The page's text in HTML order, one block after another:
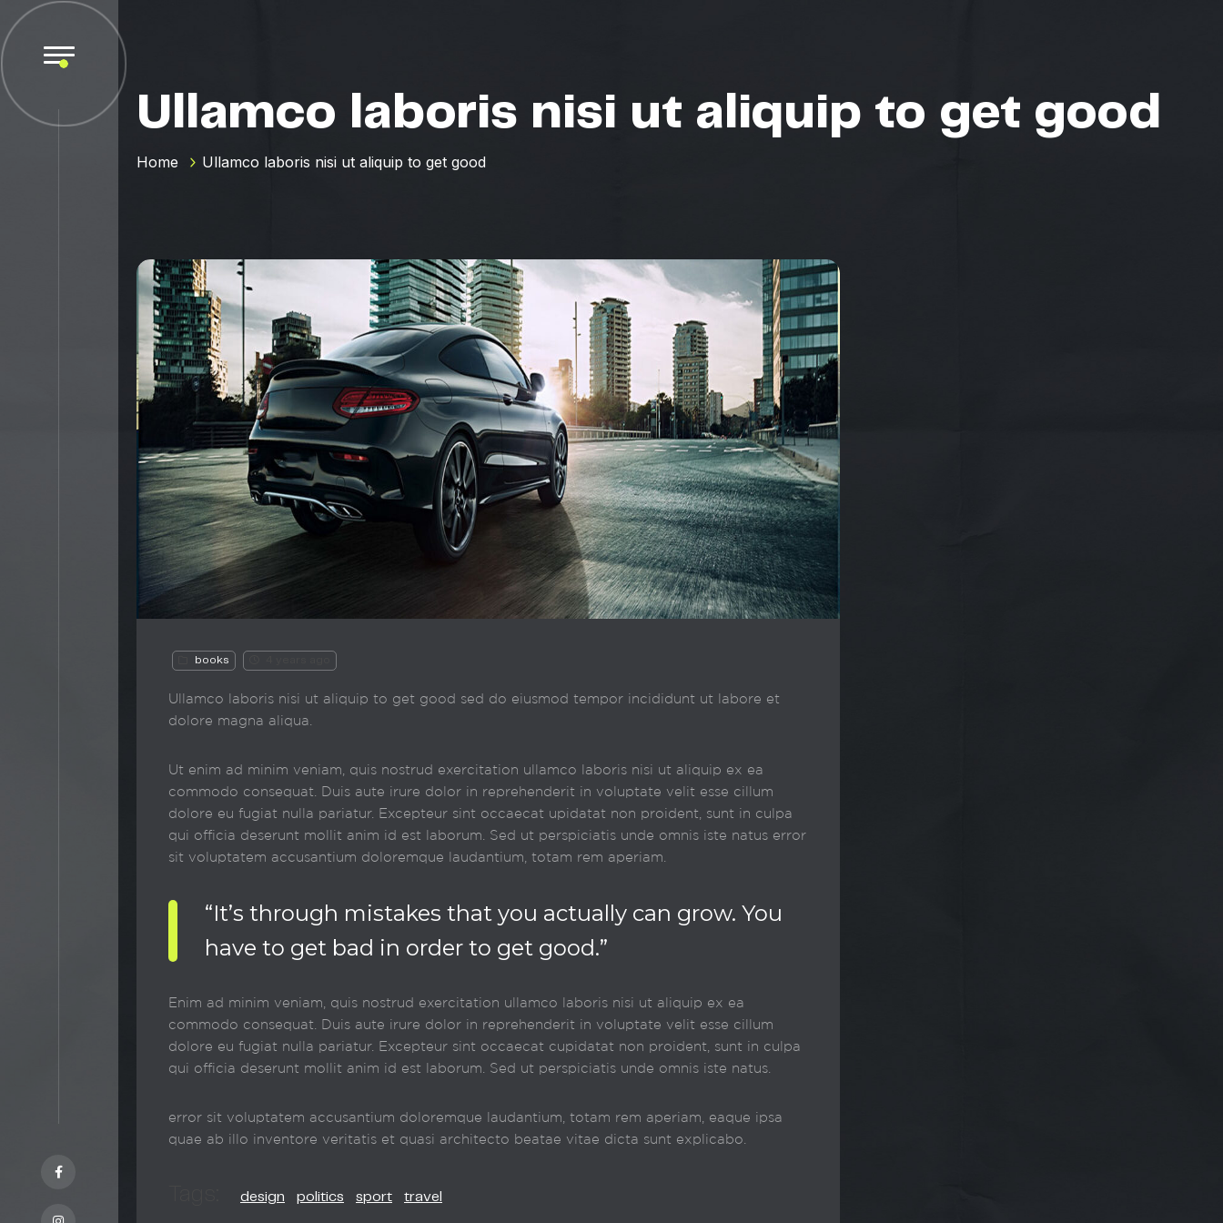
Ullamco laboris nisi ut aliquip to get good
Home Ullamco laboris nisi ut aliquip to get good
books
Ullamco laboris nisi ut aliquip to get good sed do eiusmod tempor incididunt ut labore et
dolore magna aliqua.
Ut enim ad minim veniam, quis nostrud exercitation ullamco laboris nisi ut aliquip ex ea
commodo consequat. Duis aute irure dolor in reprehenderit in voluptate velit esse cillum
dolore eu fugiat nulla pariatur. Excepteur sint occaecat upidatat non proident, sunt in culpa
qui officia deserunt mollit anim id est laborum. Sed ut perspiciatis unde omnis iste natus error
sit voluptatem accusantium doloremque laudantium, totam rem aperiam.
“It’s through mistakes that you actually can grow. You
have to get bad in order to get good.”
Enim ad minim veniam, quis nostrud exercitation ullamco laboris nisi ut aliquip ex ea
commodo consequat. Duis aute irure dolor in reprehenderit in voluptate velit esse cillum
dolore eu fugiat nulla pariatur. Excepteur sint occaecat cupidatat non proident, sunt in culpa
qui officia deserunt mollit anim id est laborum. Sed ut perspiciatis unde omnis iste natus.
error sit voluptatem accusantium doloremque laudantium, totam rem aperiam, eaque ipsa
quae ab illo inventore veritatis et quasi architecto beatae vitae dicta sunt explicabo.
design politics sport travel